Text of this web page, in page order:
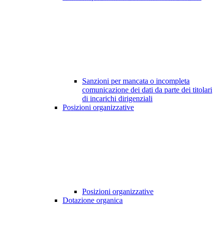
Sanzioni per mancata o incompleta
comunicazione dei dati da parte dei titolari
di incarichi dirigenziali
Posizioni organizzative
Posizioni organizzative
Dotazione organica